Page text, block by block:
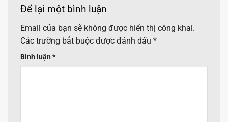
Để lại một bình luận
Email của bạn sẽ không được hiển thị công khai.
Các trường bắt buộc được đánh dấu *
Bình luận *